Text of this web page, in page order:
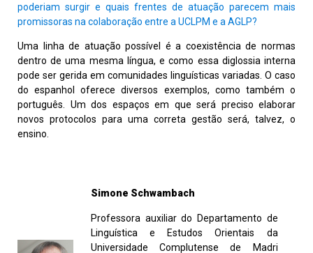
poderiam surgir e quais frentes de atuação parecem mais
promissoras na colaboração entre a UCLPM e a AGLP?
Uma linha de atuação possível é a coexistência de normas
dentro de uma mesma língua, e como essa diglossia interna
pode ser gerida em comunidades linguísticas variadas. O caso
do espanhol oferece diversos exemplos, como também o
português. Um dos espaços em que será preciso elaborar
novos protocolos para uma correta gestão será, talvez, o
ensino.
Simone Schwambach
Professora auxiliar do Departamento de
Linguística e Estudos Orientais da
Universidade Complutense de Madri